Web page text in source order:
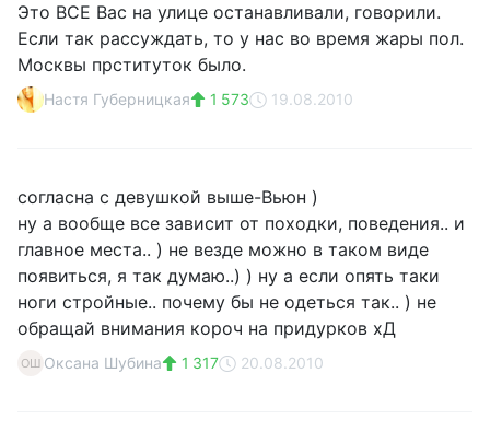
Это ВСЕ Вас на улице останавливали, говорили.
Если так рассуждать, то у нас во время жары пол.
Москвы прституток было.
Настя Губерницкая 1 573 19.08.2010
согласна с девушкой выше-Вьюн )
ну а вообще все зависит от походки, поведения.. и
главное места.. ) не везде можно в таком виде
появиться, я так думаю..) ) ну а если опять таки
ноги стройные.. почему бы не одеться так.. ) не
обращай внимания короч на придурков хД
ОШ Оксана Шубина 1 317 20.08.2010